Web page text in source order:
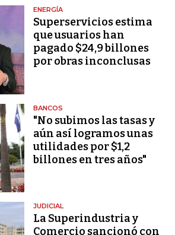
ENERGÍA
Superservicios estima
que usuarios han
pagado $24,9 billones
por obras inconclusas
BANCOS
"No subimos las tasas y
aún así logramos unas
utilidades por $1,2
billones en tres años"
JUDICIAL
La Superindustria y
Comercio sancionó con